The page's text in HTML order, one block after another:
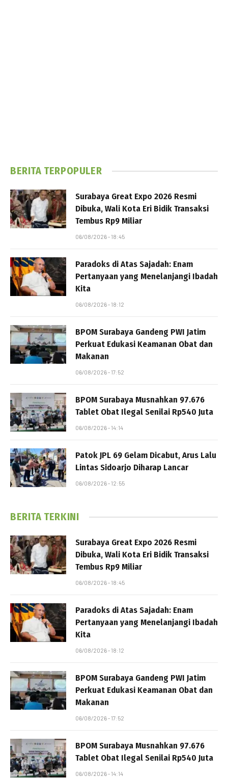
BERITA TERPOPULER
Surabaya Great Expo 2026 Resmi
Dibuka, Wali Kota Eri Bidik Transaksi
Tembus Rp9 Miliar
06/08/2026 - 18:45
Paradoks di Atas Sajadah: Enam
Pertanyaan yang Menelanjangi Ibadah
Kita
06/08/2026 - 18:12
BPOM Surabaya Gandeng PWI Jatim
Perkuat Edukasi Keamanan Obat dan
Makanan
06/08/2026 - 17:52
BPOM Surabaya Musnahkan 97.676
Tablet Obat Ilegal Senilai Rp540 Juta
06/08/2026 - 14:14
Patok JPL 69 Gelam Dicabut, Arus Lalu
Lintas Sidoarjo Diharap Lancar
06/08/2026 - 12:55
BERITA TERKINI
Surabaya Great Expo 2026 Resmi
Dibuka, Wali Kota Eri Bidik Transaksi
Tembus Rp9 Miliar
06/08/2026 - 18:45
Paradoks di Atas Sajadah: Enam
Pertanyaan yang Menelanjangi Ibadah
Kita
06/08/2026 - 18:12
BPOM Surabaya Gandeng PWI Jatim
Perkuat Edukasi Keamanan Obat dan
Makanan
06/08/2026 - 17:52
BPOM Surabaya Musnahkan 97.676
Tablet Obat Ilegal Senilai Rp540 Juta
06/08/2026 - 14:14